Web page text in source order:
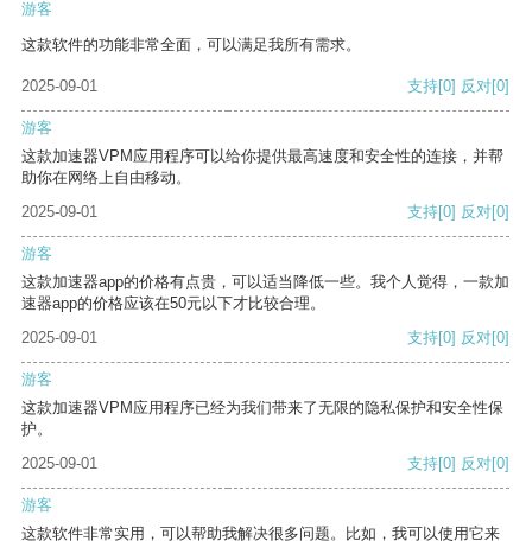
游客
这款软件的功能非常全面，可以满足我所有需求。
2025-09-01 支持[0] 反对[0]
游客
这款加速器VPM应用程序可以给你提供最高速度和安全性的连接，并帮
助你在网络上自由移动。
2025-09-01
支持[0] 反对[0]
游客
这款加速器app的价格有点贵，可以适当降低一些。我个人觉得，一款加
速器app的价格应该在50元以下才比较合理。
2025-09-01
支持[0] 反对[0]
游客
这款加速器VPM应用程序已经为我们带来了无限的隐私保护和安全性保
护。
2025-09-01
支持[0] 反对[0]
游客
这款软件非常实用，可以帮助我解决很多问题。比如，我可以使用它来